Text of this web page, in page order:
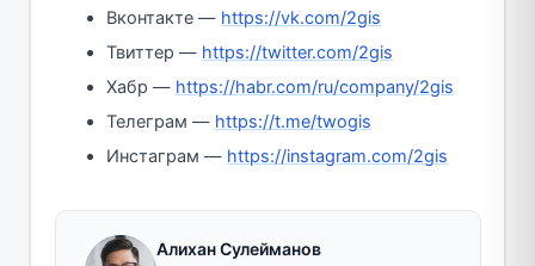
Вконтакте — https://vk.com/2gis
Твиттер — https://twitter.com/2gis
Хабр — https://habr.com/ru/company/2gis
Телеграм — https://t.me/twogis
Инстаграм — https://instagram.com/2gis
Алихан Сулейманов